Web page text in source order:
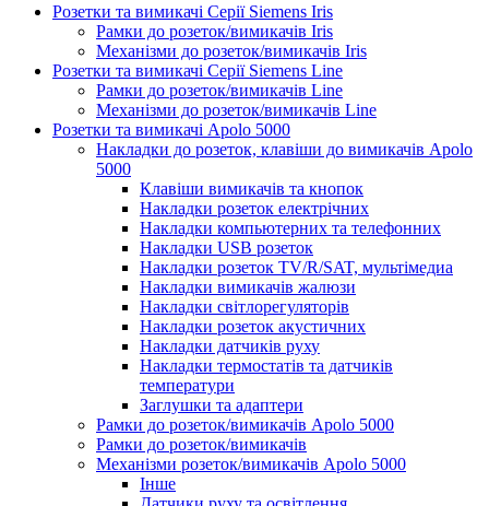
Розетки та вимикачі Серії Siemens Iris
Рамки до розеток/вимикачів Iris
Механізми до розеток/вимикачів Iris
Розетки та вимикачі Серії Siemens Line
Рамки до розеток/вимикачів Line
Механізми до розеток/вимикачів Line
Розетки та вимикачі Apolo 5000
Накладки до розеток, клавіши до вимикачів Apolo
5000
Клавіши вимикачів та кнопок
Накладки розеток електрічних
Накладки компьютерних та телефонних
Накладки USB розеток
Накладки розеток TV/R/SAT, мультімедиа
Накладки вимикачів жалюзи
Накладки світлорегуляторів
Накладки розеток акустичних
Накладки датчиків руху
Накладки термостатів та датчиків
температури
Заглушки та адаптери
Рамки до розеток/вимикачів Apolo 5000
Рамки до розеток/вимикачів
Механізми розеток/вимикачів Apolo 5000
Інше